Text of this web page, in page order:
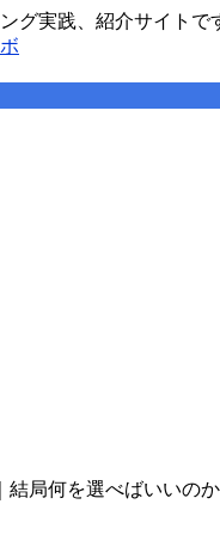
グ実践、紹介サイトで
局何を選べばいいのか